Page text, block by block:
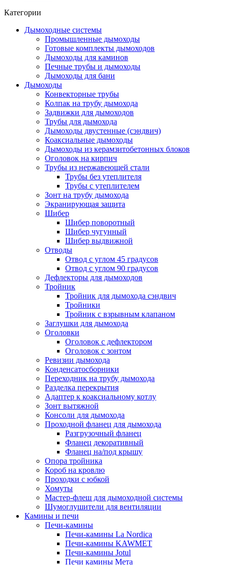
Категории
Дымоходные системы
Промышленные дымоходы
Готовые комплекты дымоходов
Дымоходы для каминов
Печные трубы и дымоходы
Дымоходы для бани
Дымоходы
Конвекторные трубы
Колпак на трубу дымохода
Задвижки для дымоходов
Трубы для дымохода
Дымоходы двустенные (сэндвич)
Коаксиальные дымоходы
Дымоходы из керамзитобетонных блоков
Оголовок на кирпич
Трубы из нержавеющей стали
Трубы без утеплителя
Трубы с утеплителем
Зонт на трубу дымохода
Экранирующая защита
Шибер
Шибер поворотный
Шибер чугунный
Шибер выдвижной
Отводы
Отвод с углом 45 градусов
Отвод с углом 90 градусов
Дефлекторы для дымоходов
Тройник
Тройник для дымохода сэндвич
Тройники
Тройник с взрывным клапаном
Заглушки для дымохода
Оголовки
Оголовок с дефлектором
Оголовок с зонтом
Ревизии дымохода
Конденсатосборники
Переходник на трубу дымохода
Разделка перекрытия
Адаптер к коаксиальному котлу
Зонт вытяжной
Консоли для дымохода
Проходной фланец для дымохода
Разгрузочный фланец
Фланец декоративный
Фланец на/под крышу
Опора тройника
Короб на кровлю
Проходки с юбкой
Хомуты
Мастер-флеш для дымоходной системы
Шумоглушители для вентиляции
Камины и печи
Печи-камины
Печи-камины La Nordica
Печи-камины KAWMET
Печи-камины Jotul
Печи камины Мета